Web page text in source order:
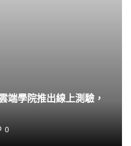
端學院推出線上測驗，
0